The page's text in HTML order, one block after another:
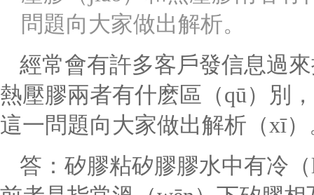
問題向大家做出解析。
經常會有許多客戶發信息過
熱壓膠兩者有什麽區（qū）別
這一問題向大家做出解析（xī）
答：矽膠粘矽膠膠水中有冷